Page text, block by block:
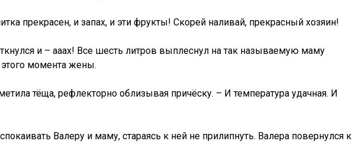
прекрасен, и запах, и эти фрукты! Скорей наливай, прекрасный хозяин!
и – ааах! Все шесть литров выплеснул на так называемую маму
момента жены.
тёща, рефлекторно облизывая причёску. – И температура удачная. И
Валеру и маму, стараясь к ней не прилипнуть. Валера повернулся к